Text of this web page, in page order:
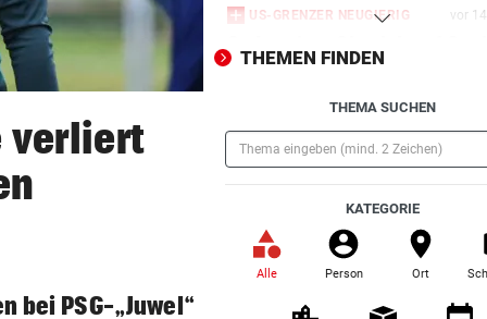
verliert
bei PSG-„Juwel“
US-GRENZER NEUGIERIG vor
So bereiten Sie sich auf
Media-Checks vor
ANHALTENDE TROCKENHEIT
Kein Wasser mehr:
Alpenvereinshaus schließt
PROZESS UM COLD CASE
Anklage-Einspruch im
Kammerer abgewiesen
WIEN, NÖ UND BGLD vor 28
THEMEN FINDEN
THEMA SUCHEN
KATEGORIE
Alle Person Ort